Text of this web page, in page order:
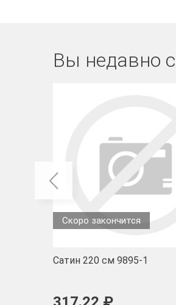
Вы недавно
Скоро закончится
Сатин 220 см 9895-1